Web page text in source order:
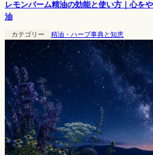
レモンバーム精油の効能と使い方｜心を
油
カテゴリー 精油・ハーブ事典と知恵